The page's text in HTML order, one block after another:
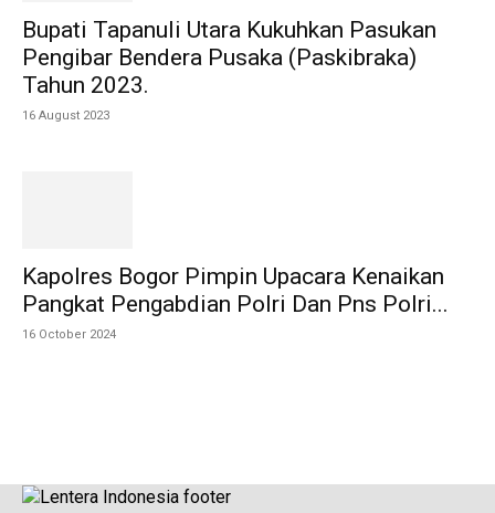
Bupati Tapanuli Utara Kukuhkan Pasukan
Pengibar Bendera Pusaka (Paskibraka)
Tahun 2023.
16 August 2023
Kapolres Bogor Pimpin Upacara Kenaikan
Pangkat Pengabdian Polri Dan Pns Polri...
16 October 2024